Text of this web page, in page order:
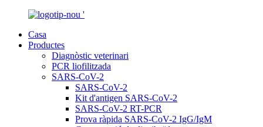
Casa
Productes
Diagnòstic veterinari
PCR liofilitzada
SARS-CoV-2
SARS-CoV-2
Kit d'antigen SARS-CoV-2
SARS-CoV-2 RT-PCR
Prova ràpida SARS-CoV-2 IgG/IgM